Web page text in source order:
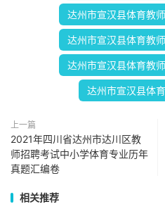
达州市宣汉县体育教
达州市宣汉县体育教
达州市宣汉县体育教
达州市宣汉县体
上一篇
2021年四川省达州市达川区教
师招聘考试中小学体育专业历年
真题汇编卷
相关推荐